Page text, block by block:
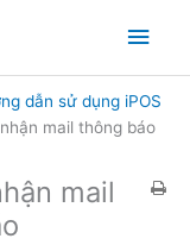
Main
dẫn sử dụng iPOS
mail thông báo
mail